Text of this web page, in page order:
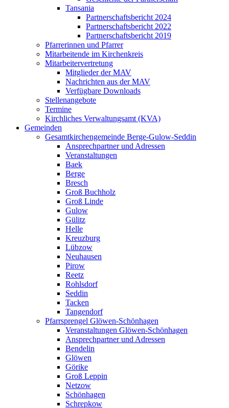
Tansania
Partnerschaftsbericht 2024
Partnerschaftsbericht 2022
Partnerschaftsbericht 2019
Pfarrerinnen und Pfarrer
Mitarbeitende im Kirchenkreis
Mitarbeitervertretung
Mitglieder der MAV
Nachrichten aus der MAV
Verfügbare Downloads
Stellenangebote
Termine
Kirchliches Verwaltungsamt (KVA)
Gemeinden
Gesamtkirchengemeinde Berge-Gulow-Seddin
Ansprechpartner und Adressen
Veranstaltungen
Baek
Berge
Bresch
Groß Buchholz
Groß Linde
Gulow
Gülitz
Helle
Kreuzburg
Lübzow
Neuhausen
Pirow
Reetz
Rohlsdorf
Seddin
Tacken
Tangendorf
Pfarrsprengel Glöwen-Schönhagen
Veranstaltungen Glöwen-Schönhagen
Ansprechpartner und Adressen
Bendelin
Glöwen
Görike
Groß Leppin
Netzow
Schönhagen
Schrepkow